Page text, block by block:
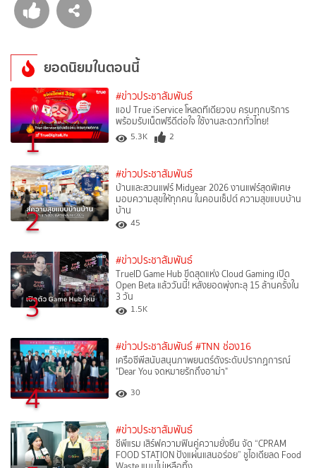
ยอดนิยมในตอนนี้
1
#ข่าวประชาสัมพันธ์
แอป True iService โหลดทีเดียวจบ ครบทุกบริการ
พร้อมรับเน็ตฟรีดีต่อใจ ใช้งานสะดวกทั่วไทย!
5.3K 2
2
#ข่าวประชาสัมพันธ์
บ้านและสวนแฟร์ Midyear 2026 งานแฟร์สุดพิเศษ
มอบความสุขให้ทุกคน ในคอนเซ็ปต์ ความสุขแบบบ้าน
บ้าน
45
3
#ข่าวประชาสัมพันธ์
TrueID Game Hub ขีดสุดแห่ง Cloud Gaming เปิด
Open Beta แล้ววันนี้! หลังยอดพุ่งทะลุ 15 ล้านครั้งใน
3 วัน
1.5K
4
#ข่าวประชาสัมพันธ์ #TNN ช่อง16
เครือซีพีสนับสนุนภาพยนตร์ดังระดับปรากฏการณ์
"Dear You จดหมายรักถึงอาม่า"
30
#ข่าวประชาสัมพันธ์
ซีพีแรม เสิร์ฟความฟินคู่ความยั่งยืน จัด “CPRAM
FOOD STATION ปังแผ่นแสนอร่อย” ชูไอเดียลด Food